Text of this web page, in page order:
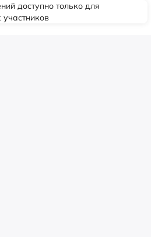
доступно только для